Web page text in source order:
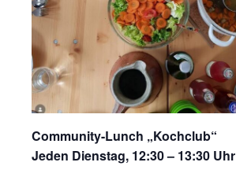
Community-Lunch „Kochclub“
Jeden Dienstag, 12:30 – 13:30 Uhr